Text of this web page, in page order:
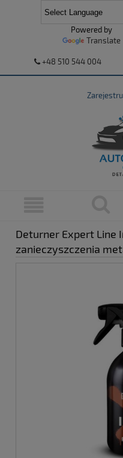
+48 510 544 004
Powered by
Translate
Deturner Expert Line
zanieczyszczenia